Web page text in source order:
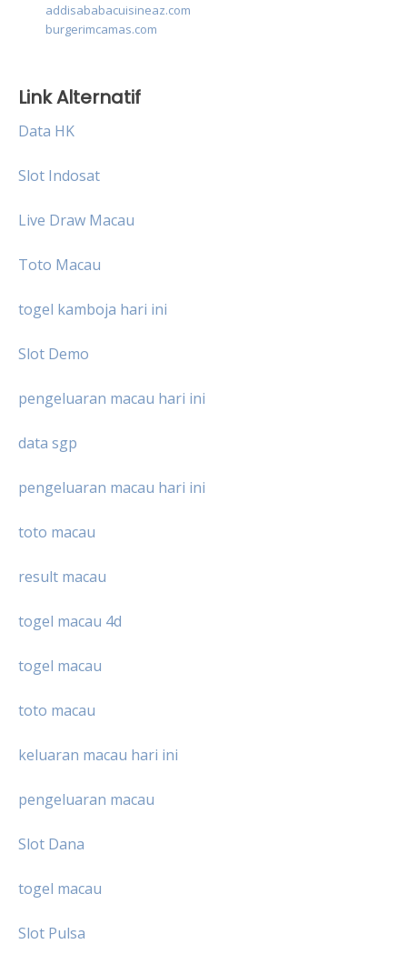
addisababacuisineaz.com
burgerimcamas.com
Link Alternatif
Data HK
Slot Indosat
Live Draw Macau
Toto Macau
togel kamboja hari ini
Slot Demo
pengeluaran macau hari ini
data sgp
pengeluaran macau hari ini
toto macau
result macau
togel macau 4d
togel macau
toto macau
keluaran macau hari ini
pengeluaran macau
Slot Dana
togel macau
Slot Pulsa